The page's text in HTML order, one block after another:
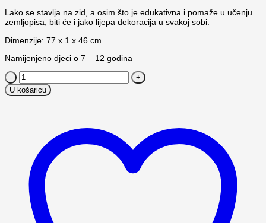
Lako se stavlja na zid, a osim što je edukativna i pomaže u učenju
zemljopisa, biti će i jako lijepa dekoracija u svakoj sobi.
Dimenzije: 77 x 1 x 46 cm
Namijenjeno djeci o 7 – 12 godina
Janod
karta
svijeta
U košaricu